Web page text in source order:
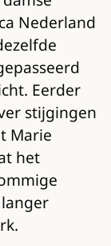
Nederland
Eerder
stijgingen
Marie
het